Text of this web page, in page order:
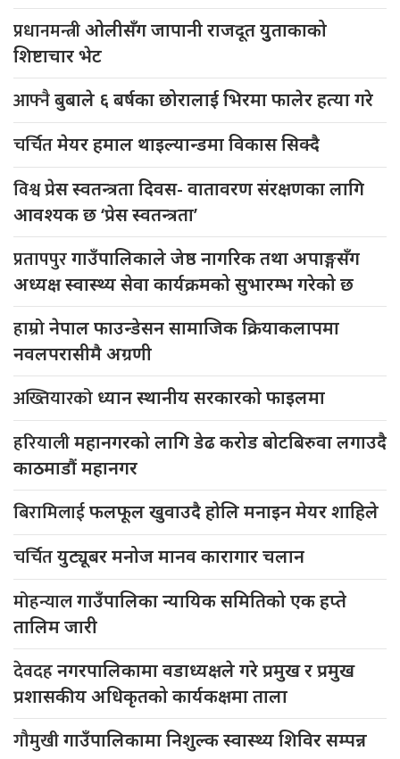
प्रधानमन्त्रीओलीसँग जापानी राजदूत युुताकाको
शिष्टाचार भेट
आफ्नैबुबाले ६ बर्षका छोरालाई भिरमा फालेर हत्या गरे
चर्चितमेयर हमाल थाइल्यान्डमा विकास सिक्दै
विश्वप्रेस स्वतन्त्रता दिवस- वातावरण संरक्षणका लागि
आवश्यक छ ‘प्रेस स्वतन्त्रता’
प्रतापपुरगाउँपालिकाले जेष्ठ नागरिक तथा अपाङ्गसँग
अध्यक्ष स्वास्थ्य सेवा कार्यक्रमको सुभारम्भ गरेको छ
हाम्रोनेपाल फाउन्डेसन सामाजिक क्रियाकलापमा
नवलपरासीमै अग्रणी
अख्तियारको ध्यान स्थानीय सरकारको फाइलमा
हरियालीमहानगरको लागि डेढ करोड बोटबिरुवा लगाउदै
काठमाडौं महानगर
बिरामिलाईफलफूल खुवाउदै होलि मनाइन मेयर शाहिले
चर्चितयुट्यूबर मनोज मानव कारागार चलान
मोहन्यालगाउँपालिका न्यायिक समितिको एक हप्ते
तालिम जारी
देवदहनगरपालिकामा वडाध्यक्षले गरे प्रमुख र प्रमुख
प्रशासकीय अधिकृतको कार्यकक्षमा ताला
गौमुखीगाउँपालिकामा निशुल्क स्वास्थ्य शिविर सम्पन्न